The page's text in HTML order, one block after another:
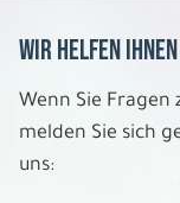
Mo.
Irlands
Wir helfen
Wenn Sie Fragen
melden Sie sich
uns: